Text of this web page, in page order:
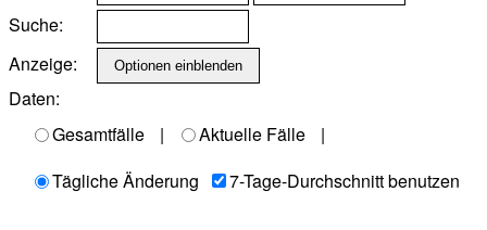
Suche:
Anzeige:
Daten:
Gesamtfälle
| Aktuelle Fälle
|
Tägliche Änderung
7-Tage-Durchschnitt benutzen